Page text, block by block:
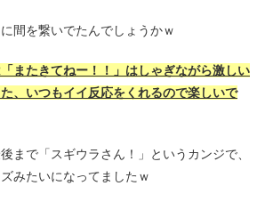
間を繋いでたんでしょうかｗ
またきてねー！！」はしゃぎながら激しい
、いつもイイ反応をくれるので楽しいで
まで「スギウラさん！」というカンジで、
みたいになってましたｗ